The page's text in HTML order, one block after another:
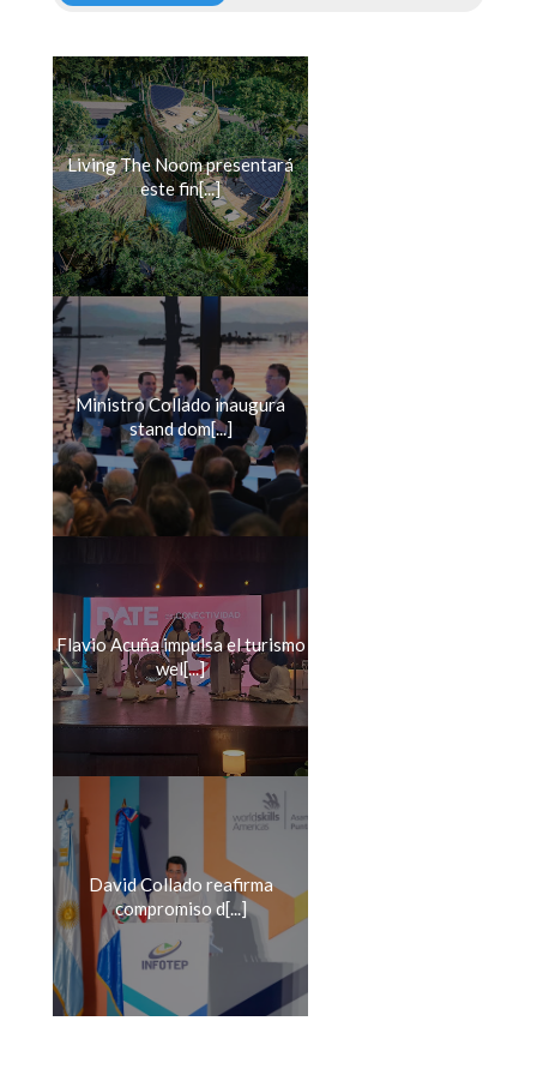
Living The Noom presentará
este fin[...]
Ministro Collado inaugura
stand dom[...]
Flavio Acuña impulsa el turismo
wel[...]
David Collado reafirma
compromiso d[...]